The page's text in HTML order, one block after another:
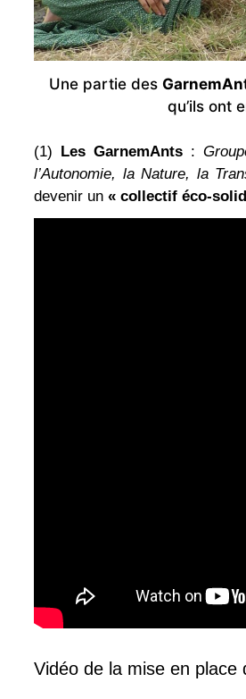
Une partie des
qu’ils ont
(1) Les GarnemAnts :
l’Autonomie, la Nature, la
devenir un« collectif éco-
Vidéo de la mise en place